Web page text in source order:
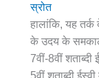
स्रोत
हालांकि, यह तर्क
के उदय के
7वीं-8वीं
5वीं शताब्दी